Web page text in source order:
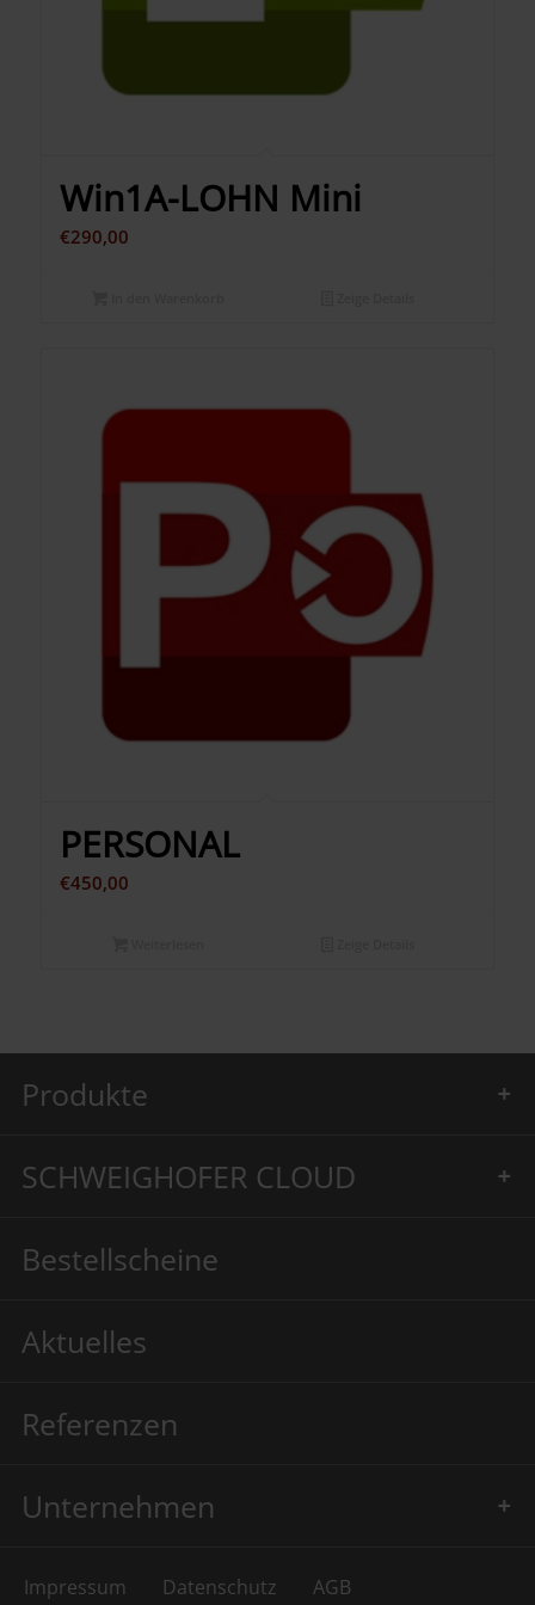
Win1A-LOHN Mini
€290,00
PERSONAL
€450,00
Produkte
SCHWEIGHOFER CLOUD
Bestellscheine
Aktuelles
Referenzen
Unternehmen
Impressum Datenschutz AGB